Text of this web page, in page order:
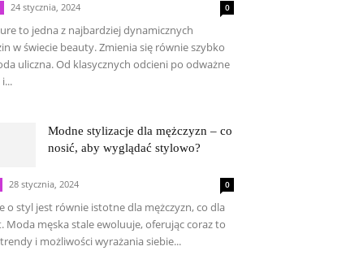
24 stycznia, 2024 0
to jedna z najbardziej dynamicznych
w świecie beauty. Zmienia się równie szybko
uliczna. Od klasycznych odcieni po odważne
Modne stylizacje dla mężczyzn – co
nosić, aby wyglądać stylowo?
28 stycznia, 2024 0
o styl jest równie istotne dla mężczyzn, co dla
Moda męska stale ewoluuje, oferując coraz to
i możliwości wyrażania siebie...